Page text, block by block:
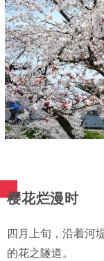
樱花烂漫时
四月上旬，沿着河
的花之隧道。